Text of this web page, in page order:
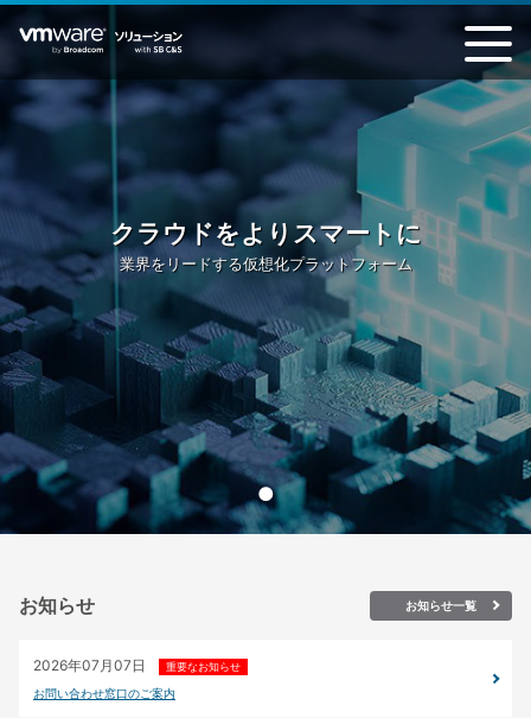
製品情報 お知らせ / イベント＆セミナー
クラウドをよりスマートに
業界をリードする仮想化プラットフォーム
お知らせ お知らせ一覧
2026年07月07日 重要なお知らせ
お問い合わせ窓口のご案内